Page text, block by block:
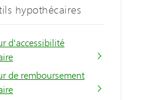
hypothécaires
d'accessibilité
de remboursement